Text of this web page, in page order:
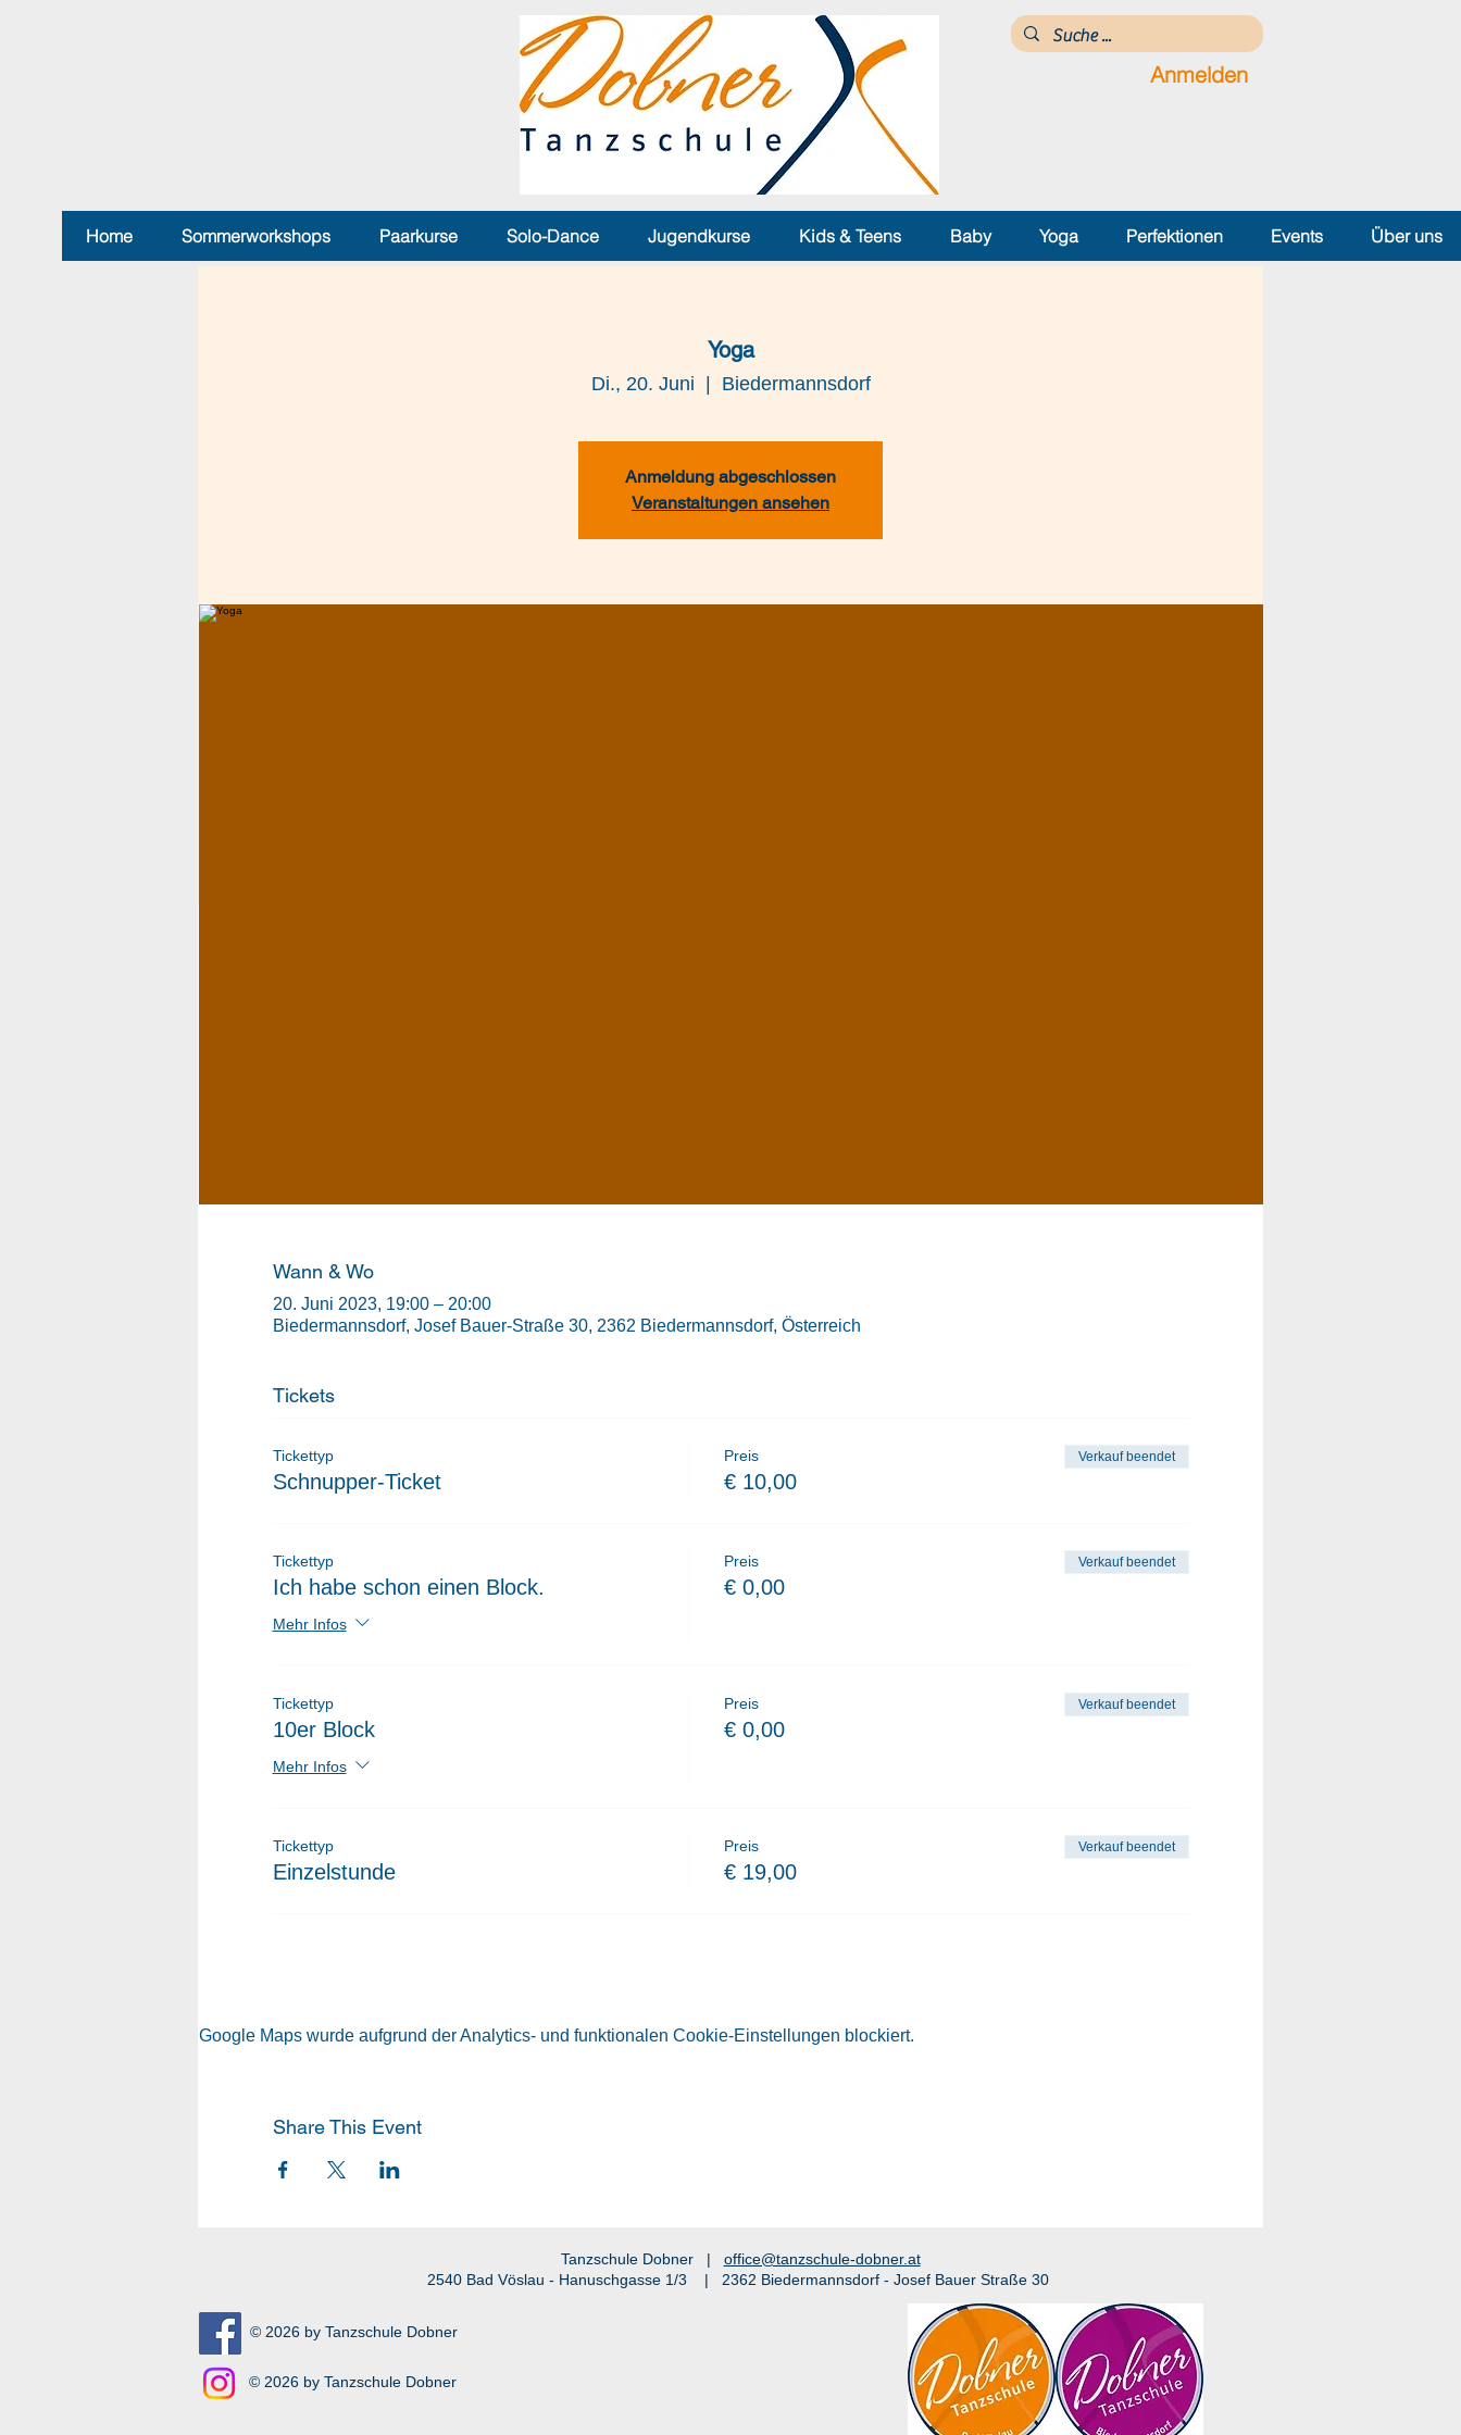
Anmelden
Home Sommerworkshops Paarkurse Solo-Dance Jugendkurse Kids & Teens Baby Yoga Perfektionen Events Über uns
Yoga
Di., 20. Juni Biedermannsdorf
Anmeldung abgeschlossen
Veranstaltungen ansehen
Wann & Wo
20. Juni 2023, 19:00 – 20:00
Biedermannsdorf, Josef Bauer-Straße 30, 2362 Biedermannsdorf, Österreich
Tickets
Tickettyp
Schnupper-Ticket
Preis
€ 10,00
Verkauf beendet
Tickettyp
Ich habe schon einen Block.
Mehr Infos
Preis
€ 0,00
Verkauf beendet
Tickettyp
10er Block
Mehr Infos
Preis
€ 0,00
Verkauf beendet
Tickettyp
Einzelstunde
Preis
€ 19,00
Verkauf beendet
Google Maps wurde aufgrund der Analytics- und funktionalen Cookie-Einstellungen blockiert.
Share This Event
Tanzschule Dobner | office@tanzschule-dobner.at
2540 Bad Vöslau - Hanuschgasse 1/3 | 2362 Biedermannsdorf - Josef Bauer Straße 30
© 2026 by Tanzschule Dobner
© 2026 by Tanzschule Dobner